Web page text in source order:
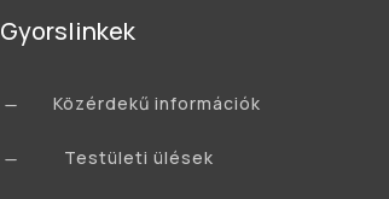
Gyorslinkek
K Közérdekű információk
K Testületi ülések